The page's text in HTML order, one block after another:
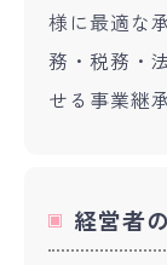
様に最適な
務・税務・
せる事業継
経営者